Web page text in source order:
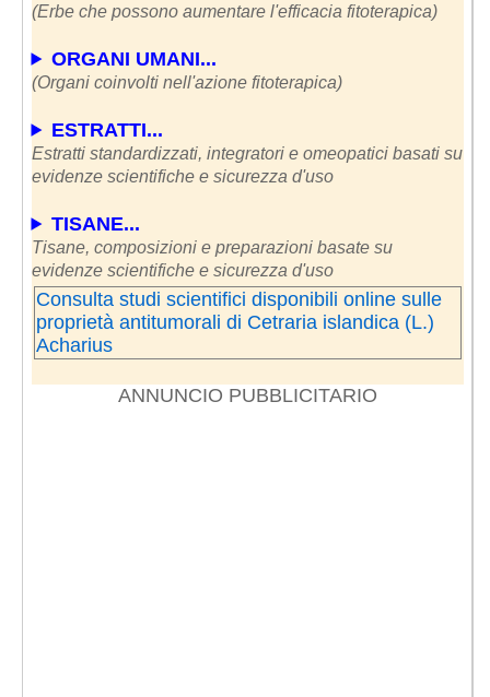
(Erbe che possono aumentare l'efficacia fitoterapica)
ORGANI UMANI...
(Organi coinvolti nell'azione fitoterapica)
ESTRATTI...
Estratti standardizzati, integratori e omeopatici basati su
evidenze scientifiche e sicurezza d'uso
TISANE...
Tisane, composizioni e preparazioni basate su
evidenze scientifiche e sicurezza d'uso
Consulta studi scientifici disponibili online sulle
proprietà antitumorali di Cetraria islandica (L.)
Acharius
ANNUNCIO PUBBLICITARIO